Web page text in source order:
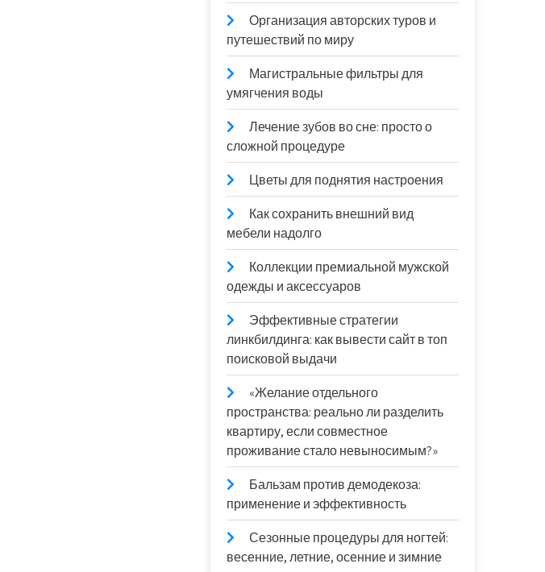
Организация авторских туров и
путешествий по миру
Магистральные фильтры для
умягчения воды
Лечение зубов во сне: просто о
сложной процедуре
Цветы для поднятия настроения
Как сохранить внешний вид
мебели надолго
Коллекции премиальной мужской
одежды и аксессуаров
Эффективные стратегии
линкбилдинга: как вывести сайт в топ
поисковой выдачи
«Желание отдельного
пространства: реально ли разделить
квартиру, если совместное
проживание стало невыносимым?»
Бальзам против демодекоза:
применение и эффективность
Сезонные процедуры для ногтей:
весенние, летние, осенние и зимние